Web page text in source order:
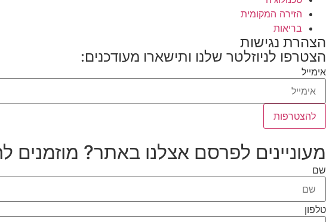
הזירה המקומית
בריאות
הצהרת נגישות
הצטרפו לניוזלטר שלנו ותישארו מעודכנים:
אימייל
להצטרפות
מעוניינים לפרסם אצלנו באתר? מוזמנים
שם
טלפון